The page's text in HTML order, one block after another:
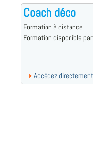
Coach déco
Formation à distance
Formation disponible
Accédez